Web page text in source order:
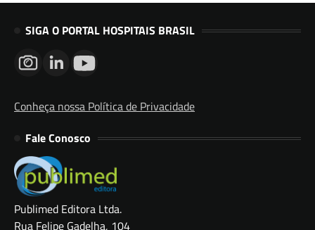
SIGA O PORTAL HOSPITAIS BRASIL
Conheça nossa Política de Privacidade
Fale Conosco
Publimed Editora Ltda.
Rua Felipe Gadelha, 104